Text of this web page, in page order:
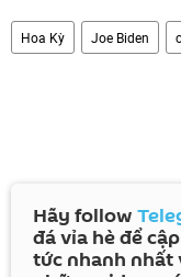
Hoa Kỳ Joe Biden
Hãy follow
đá vỉa hè để
tức nhanh nhất